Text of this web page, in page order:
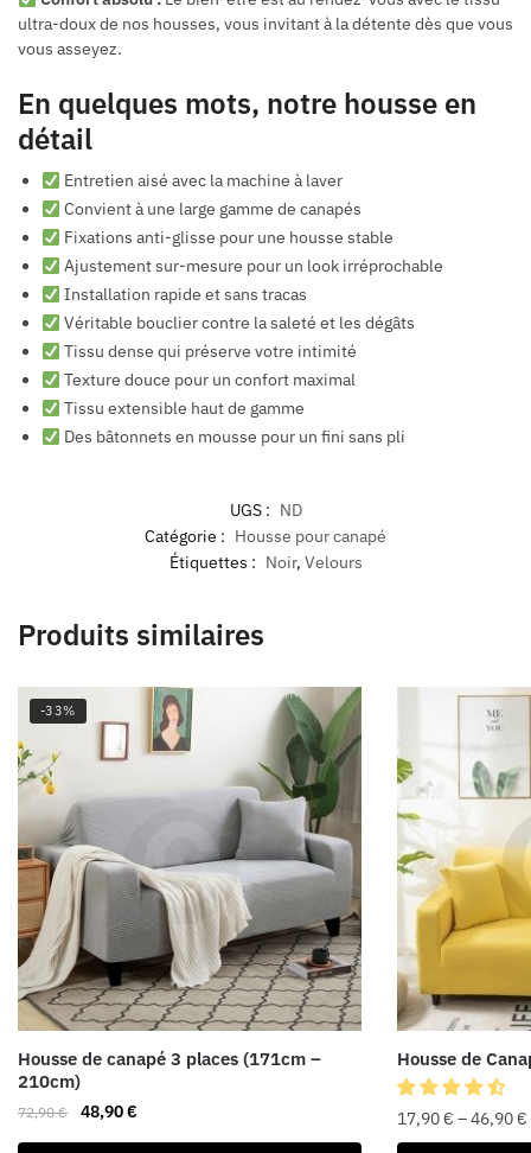
ultra-doux de nos housses, vous invitant à la détente dès que vous
vous asseyez.
En quelques mots, notre housse en
détail
Entretien aisé avec la machine à laver
Convient à une large gamme de canapés
Fixations anti-glisse pour une housse stable
Ajustement sur-mesure pour un look irréprochable
Installation rapide et sans tracas
Véritable bouclier contre la saleté et les dégâts
Tissu dense qui préserve votre intimité
Texture douce pour un confort maximal
Tissu extensible haut de gamme
Des bâtonnets en mousse pour un fini sans pli
UGS : ND
Catégorie : Housse pour canapé
Étiquettes : Noir, Velours
Produits similaires
-33%
Housse de canapé 3 places (171cm –
210cm)
72,90€ 48,90€
Housse de
17,90€ –46,90€